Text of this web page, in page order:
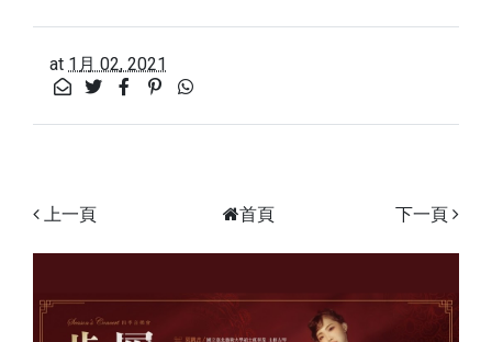
at 1月 02, 2021
上一頁 下一頁
首頁